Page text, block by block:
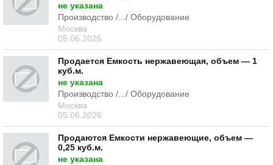
не указана
Производство /.../ Оборудование
Москва
05.06.2026
Продается Емкость нержавеющая, объем — 1
куб.м.
не указана
Производство /.../ Оборудование
Москва
05.06.2026
Продаются Емкости нержавеющие, объем —
0,25 куб.м.
не указана